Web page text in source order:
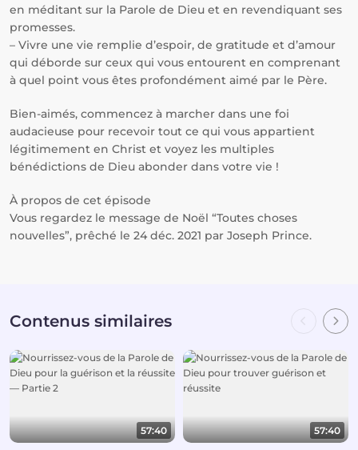
en méditant sur la Parole de Dieu et en revendiquant ses
promesses.
– Vivre une vie remplie d’espoir, de gratitude et d’amour
qui déborde sur ceux qui vous entourent en comprenant
à quel point vous êtes profondément aimé par le Père.
Bien-aimés, commencez à marcher dans une foi
audacieuse pour recevoir tout ce qui vous appartient
légitimement en Christ et voyez les multiples
bénédictions de Dieu abonder dans votre vie !
À propos de cet épisode
Vous regardez le message de Noël “Toutes choses
nouvelles”, prêché le 24 déc. 2021 par Joseph Prince.
Contenus similaires
57:40 57:40